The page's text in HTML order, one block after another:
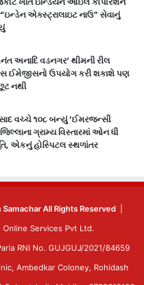
“ઇન્ડેન એક્સ્ટ્રાલાઇટ નાઉ” સેવાનું
અનાદિ વડનગર’ થીમની રીલ
ઈમેજીસનો ઉપયોગ કરી શકાશે પણ
નથી
વચ્ચે ૧૦૮ બન્યું ‘ઈમરજન્સી
ગ્રામ્ય વિસ્તારમાં ઓન ધી
એકનું હોસ્પિટલ સ્થળાંતર
Samachar All Rights Reserved
Online Services Pvt Ltd.
RNI No. GUJGUJ/2021/84659
Ambedkar Coloney, Rohidash